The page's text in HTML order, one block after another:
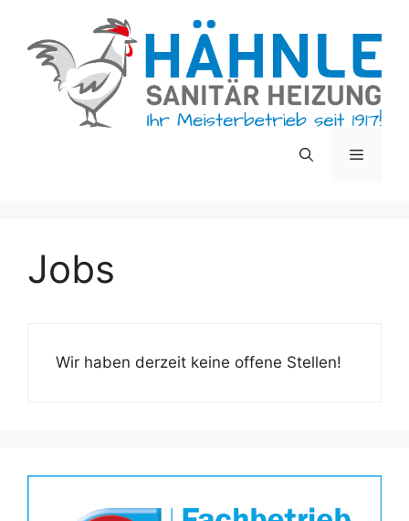
springen
Menü
Jobs
Wir haben derzeit keine offene Stellen!